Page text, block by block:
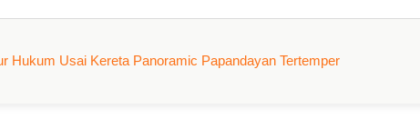
Hukum Usai Kereta Panoramic Papandayan Tertemper